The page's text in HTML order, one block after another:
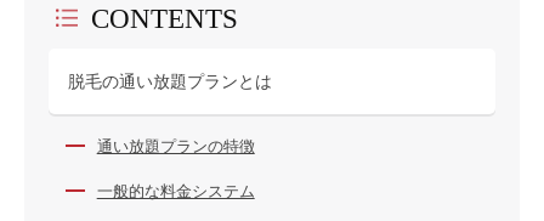
CONTENTS
脱毛の通い放題プランとは
通い放題プランの特徴
一般的な料金システム